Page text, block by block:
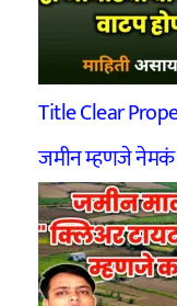
Title Clear
जमीन म्हणजे